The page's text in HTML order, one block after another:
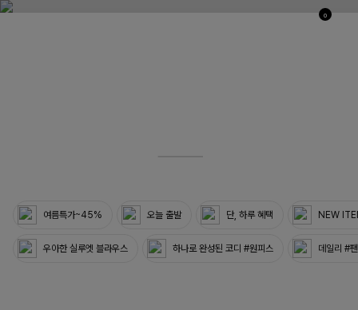
0
여름특가~45% 오늘 출발 단, 하루 혜택 NEW
우아한 실루엣 블라우스 하나로 완성된 코디 #원피스 데일리 #